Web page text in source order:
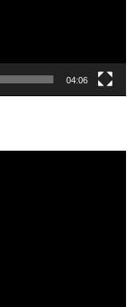
04:06